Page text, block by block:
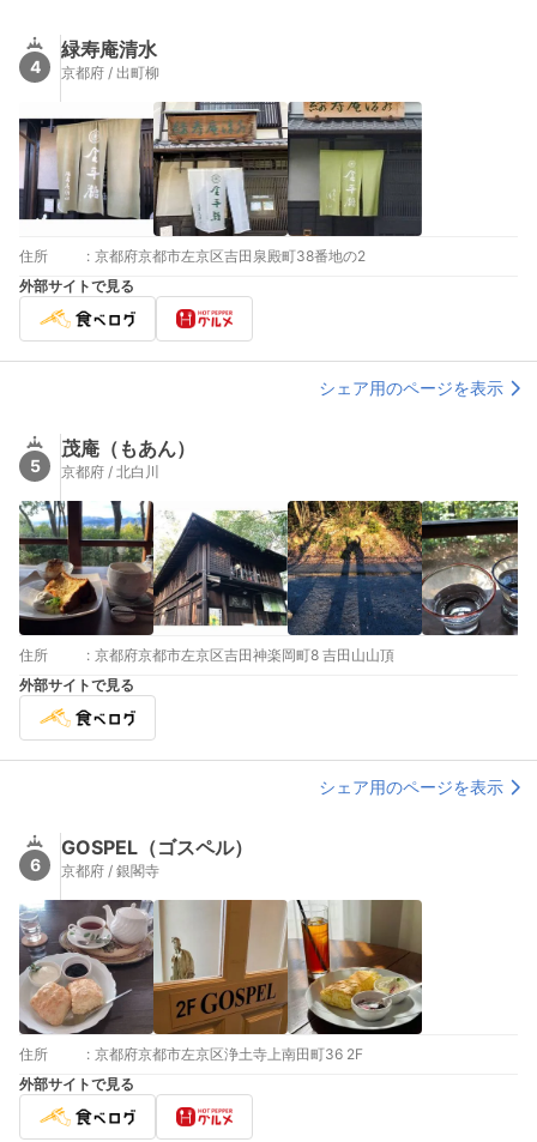
4
緑寿庵清水
京都府 / 出町柳
住所 : 京都府京都市左京区吉田泉殿町38番地の2
外部サイトで見る
シェア用のページを表示
5
茂庵（もあん）
京都府 / 北白川
住所 : 京都府京都市左京区吉田神楽岡町8 吉田山山頂
外部サイトで見る
シェア用のページを表示
6
GOSPEL（ゴスペル）
京都府 / 銀閣寺
住所 : 京都府京都市左京区浄土寺上南田町36 2F
外部サイトで見る